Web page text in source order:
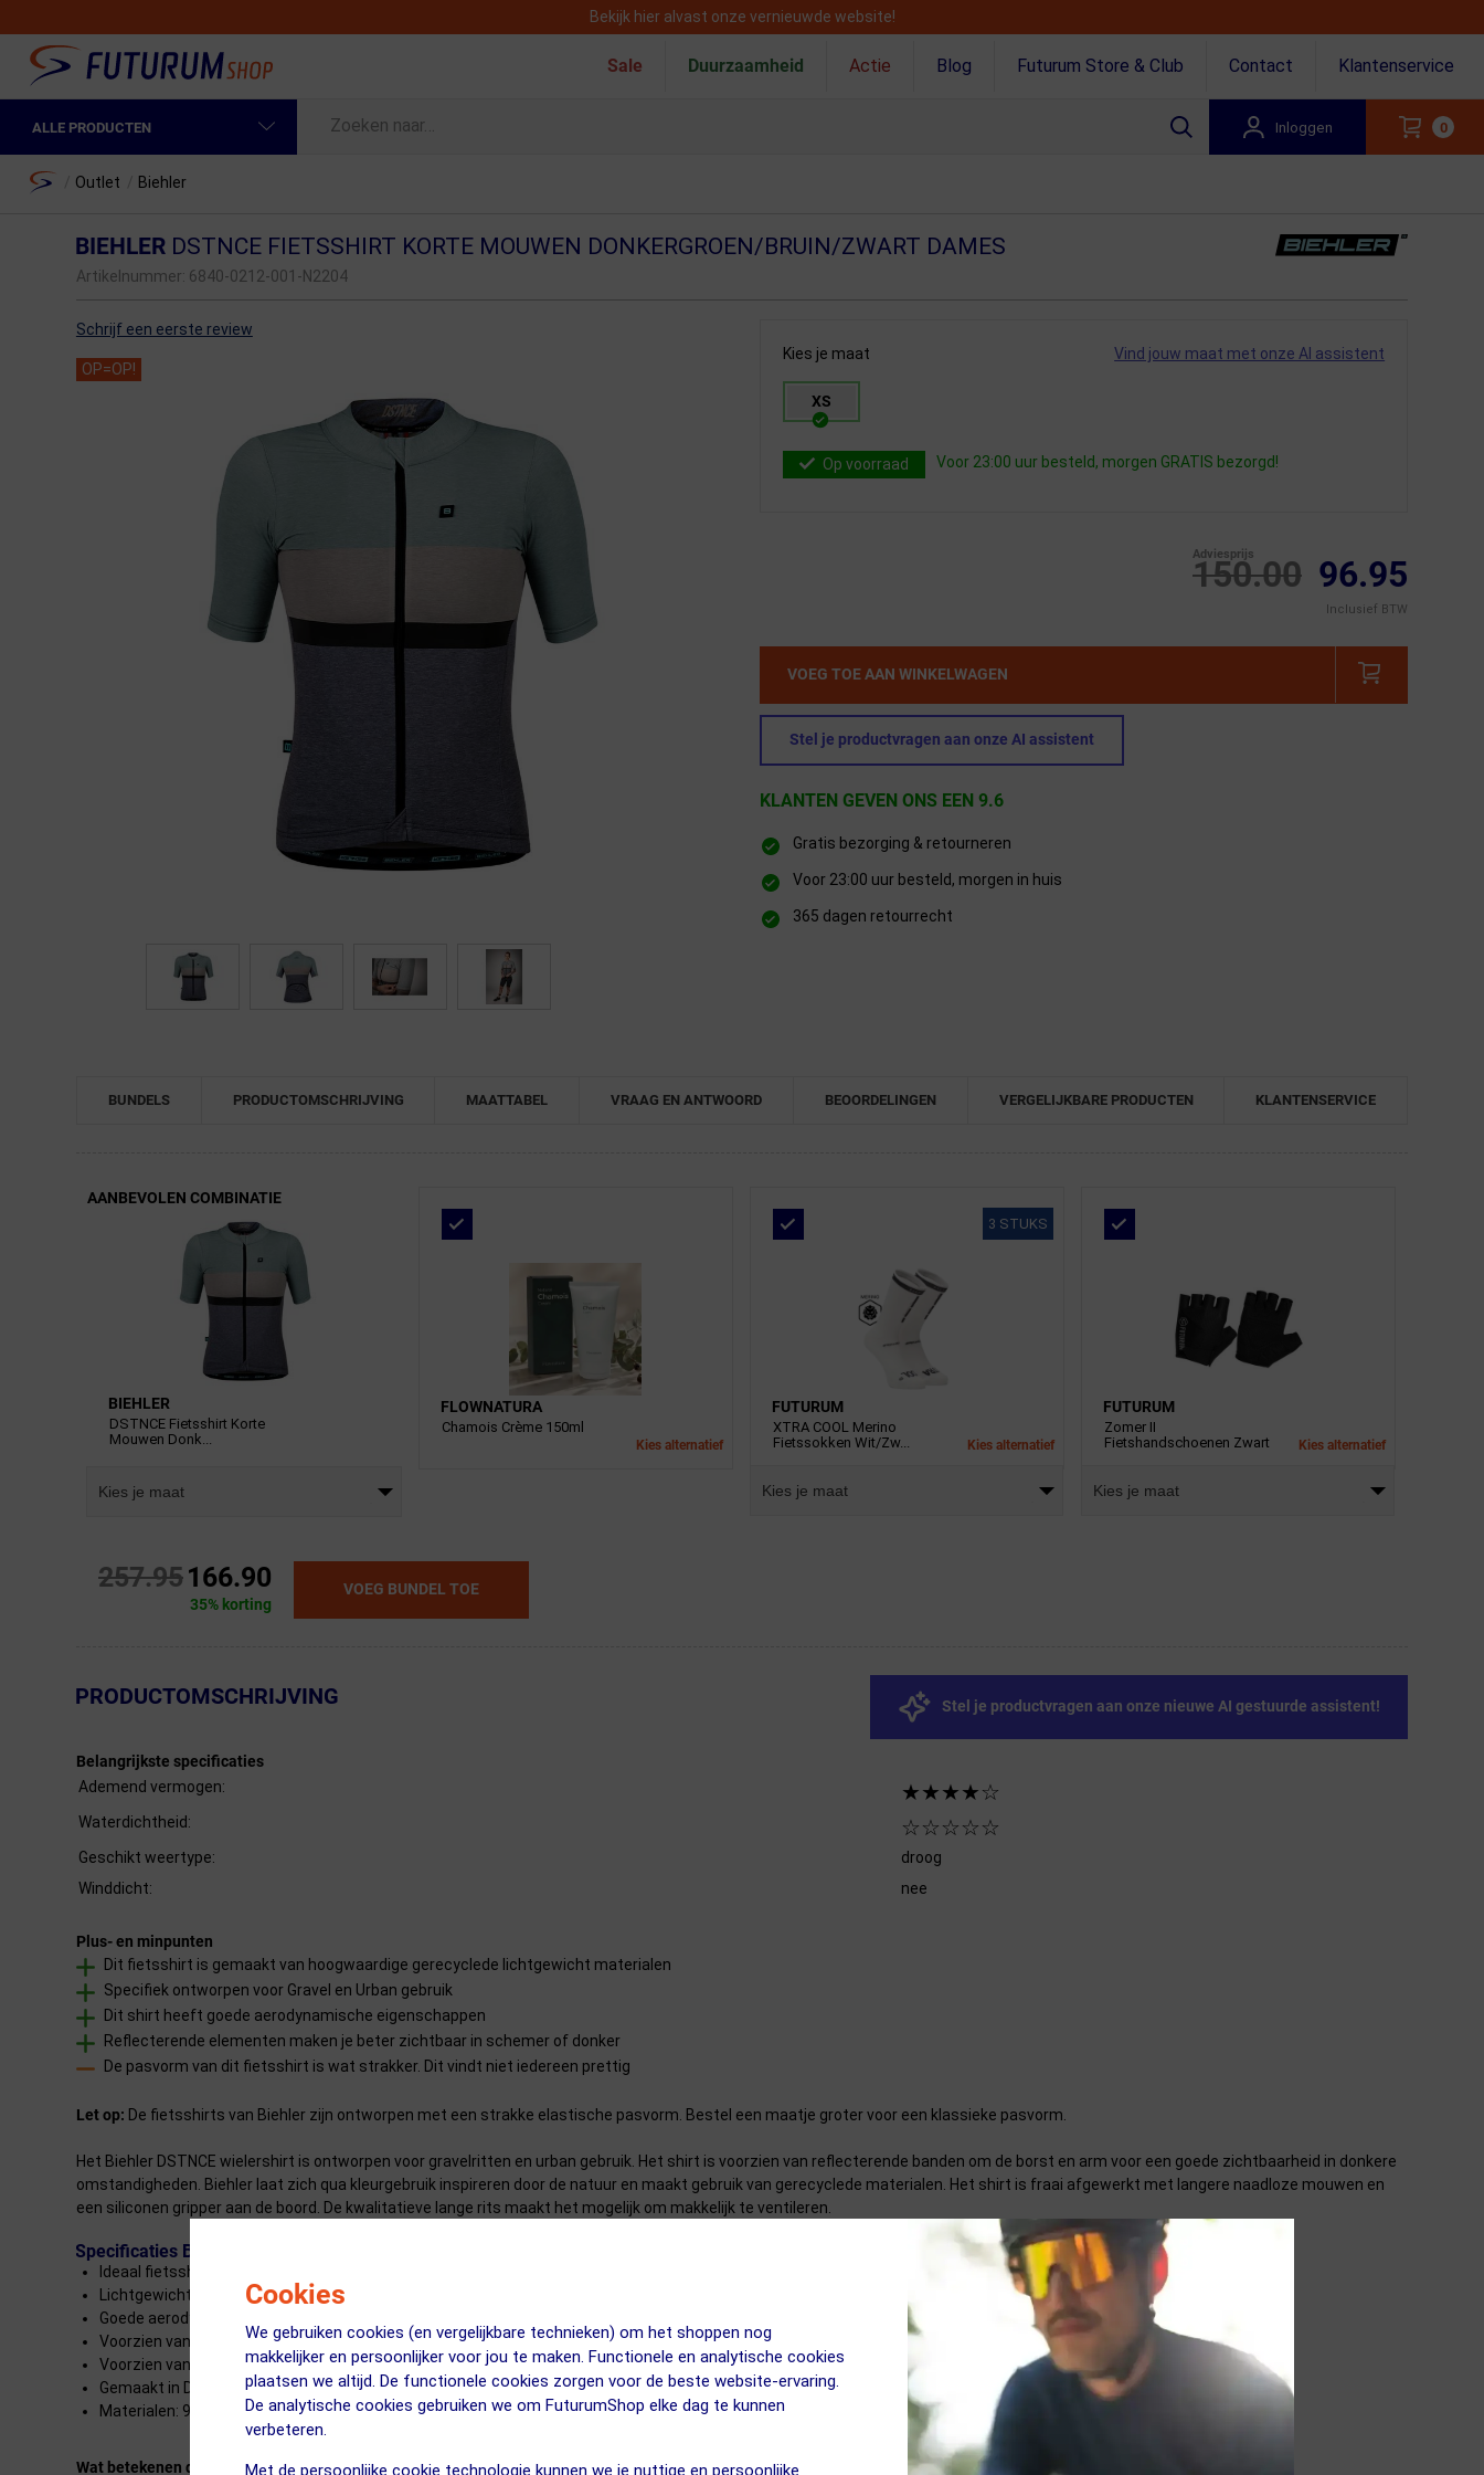
Cookies
We gebruiken cookies (en vergelijkbare technieken) om het shoppen nog
makkelijker en persoonlijker voor jou te maken. Functionele en analytische cookies
plaatsen we altijd. De functionele cookies zorgen voor de beste website-ervaring.
De analytische cookies gebruiken we om FuturumShop elke dag te kunnen
verbeteren.
Met de persoonlijke cookie technologie kunnen we je nuttige en persoonlijke
Bekijk hier alvast onze vernieuwde website!
Sale Duurzaamheid Actie Blog Futurum Store & Club Contact Klantenservice
ALLE PRODUCTEN
Fietskleding Heren
Fietsonderdelen
Fietsonderhoud
Fietsendragers & Fietskoffers
Overige sporten & cadeaubon
Inloggen 0
Home Outlet Biehler
BIEHLERDSTNCE FIETSSHIRT KORTE MOUWEN DONKERGROEN/BRUIN/ZWART DAMES
Artikelnummer: 6840-0212-001-N2204
Schrijf een eerste review
OP=OP!
Kies je maat Vind jouw maat met onze AI assistent
XS
Op voorraad Voor 23:00 uur besteld, morgen GRATIS bezorgd!
150.00
Adviesprijs 96.95
Inclusief BTW
VOEG TOE AAN WINKELWAGEN
Stel je productvragen aan onze AI assistent
KLANTEN GEVEN ONS EEN 9.6
Gratis bezorging & retourneren
Voor 23:00 uur besteld, morgen in huis
365 dagen retourrecht
BUNDELS PRODUCTOMSCHRIJVING MAATTABEL VRAAG EN ANTWOORD BEOORDELINGEN VERGELIJKBARE PRODUCTEN KLANTENSERVICE
← Terug naar productnavigatie
AANBEVOLEN COMBINATIE
BIEHLER
DSTNCE Fietsshirt Korte
Mouwen Donk...
Kies je maat
FLOWNATURA
Chamois Crème 150ml
Kies alternatief
3 STUKS
FUTURUM
XTRA COOL Merino
Fietssokken Wit/Zw...
Kies alternatief
Kies je maat
FUTURUM
Zomer II
Fietshandschoenen Zwart
Kies alternatief
Kies je maat
257.95166.90
35% korting
VOEG BUNDEL TOE
← Terug naar productnavigatie
PRODUCTOMSCHRIJVING Stel je productvragen aan onze nieuwe AI gestuurde assistent!
Belangrijkste specificaties
Ademend vermogen:
★★★★☆
Waterdichtheid: ☆☆☆☆☆
Geschikt weertype:
droog
Winddicht:
nee
Plus- en minpunten
Dit fietsshirt is gemaakt van hoogwaardige gerecyclede lichtgewicht materialen
Specifiek ontworpen voor Gravel en Urban gebruik
Dit shirt heeft goede aerodynamische eigenschappen
Reflecterende elementen maken je beter zichtbaar in schemer of donker
De pasvorm van dit fietsshirt is wat strakker. Dit vindt niet iedereen prettig
Let op: De fietsshirts van Biehler zijn ontworpen met een strakke elastische pasvorm. Bestel een maatje groter voor een klassieke pasvorm.
Het Biehler DSTNCE wielershirt is ontworpen voor gravelritten en urban gebruik. Het shirt is voorzien van reflecterende banden om de borst en arm voor een goede zichtbaarheid in donkere
omstandigheden. Biehler laat zich qua kleurgebruik inspireren door de natuur en maakt gebruik van gerecyclede materialen. Het shirt is fraai afgewerkt met langere naadloze mouwen en
een siliconen gripper aan de boord. De kwalitatieve lange rits maakt het mogelijk om makkelijk te ventileren.
Specificaties Biehler DSTNCE Fietsshirt Korte Mouwen Dames
Ideaal fietsshirt voor in de zomer
Lichtgewicht, ademend en snel drogend
Goede aerodynamische eigenschappen
Voorzien van siliconen gripper in de boord
Voorzien van drie achterzakken
Gemaakt in Duitsland
Materialen: 95% polyester/micropolyester, 5% elastaan
Wat betekenen die sterretjes precies?